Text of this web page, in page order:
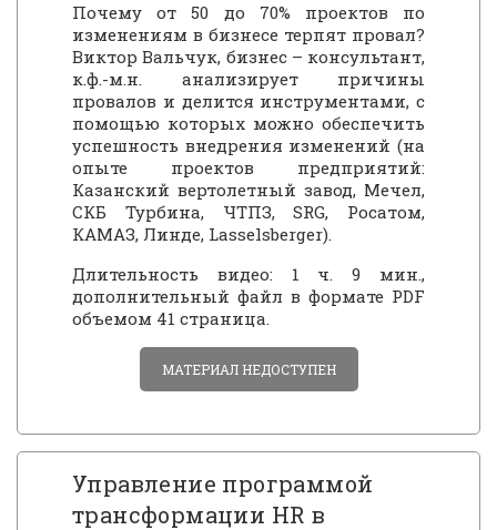
Почему от 50 до 70% проектов по
изменениям в бизнесе терпят провал?
Виктор Вальчук, бизнес – консультант,
к.ф.-м.н. анализирует причины
провалов и делится инструментами, с
помощью которых можно обеспечить
успешность внедрения изменений (на
опыте проектов предприятий:
Казанский вертолетный завод, Мечел,
СКБ Турбина, ЧТПЗ, SRG, Росатом,
КАМАЗ, Линде, Lasselsberger).
Длительность видео: 1 ч. 9 мин.,
дополнительный файл в формате PDF
объемом 41 страница.
МАТЕРИАЛ НЕДОСТУПЕН
Управление программой
трансформации HR в